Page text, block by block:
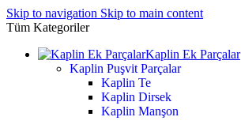
Skip to navigation Skip to main content
Tüm Kategoriler
Kaplin Ek Parçalar
Kaplin Puşvit Parçalar
Kaplin Te
Kaplin Dirsek
Kaplin Manşon